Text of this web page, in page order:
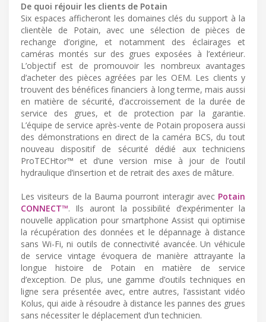
De quoi réjouir les clients de Potain
Six espaces afficheront les domaines clés du support à la
clientèle de Potain, avec une sélection de pièces de
rechange d’origine, et notamment des éclairages et
caméras montés sur des grues exposées à l’extérieur.
L’objectif est de promouvoir les nombreux avantages
d’acheter des pièces agréées par les OEM. Les clients y
trouvent des bénéfices financiers à long terme, mais aussi
en matière de sécurité, d’accroissement de la durée de
service des grues, et de protection par la garantie.
L’équipe de service après-vente de Potain proposera aussi
des démonstrations en direct de la caméra BCS, du tout
nouveau dispositif de sécurité dédié aux techniciens
ProTECHtor™ et d’une version mise à jour de l’outil
hydraulique d’insertion et de retrait des axes de mâture.
Les visiteurs de la Bauma pourront interagir avec Potain
CONNECT™. Ils auront la possibilité d’expérimenter la
nouvelle application pour smartphone Assist qui optimise
la récupération des données et le dépannage à distance
sans Wi-Fi, ni outils de connectivité avancée. Un véhicule
de service vintage évoquera de manière attrayante la
longue histoire de Potain en matière de service
d’exception. De plus, une gamme d’outils techniques en
ligne sera présentée avec, entre autres, l’assistant vidéo
Kolus, qui aide à résoudre à distance les pannes des grues
sans nécessiter le déplacement d’un technicien.